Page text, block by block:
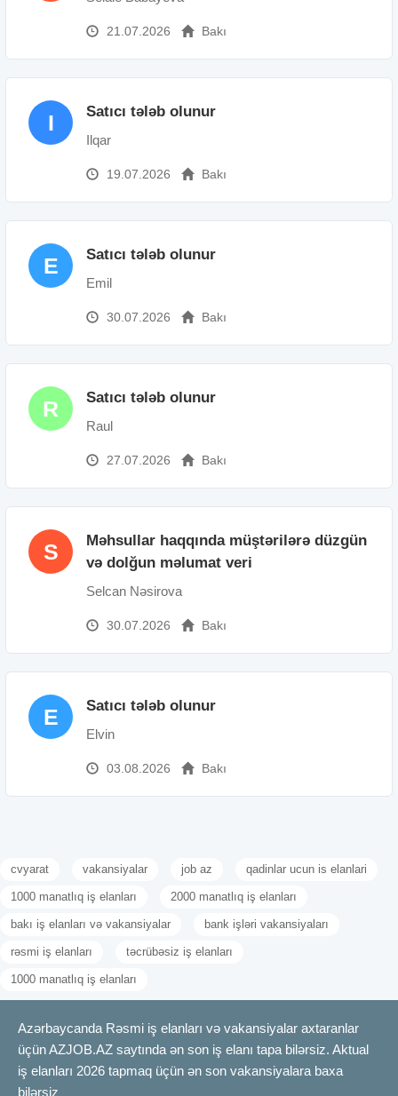
21.07.2026 Bakı
I Satıcı tələb olunur
Ilqar
19.07.2026 Bakı
E Satıcı tələb olunur
Emil
30.07.2026 Bakı
R Satıcı tələb olunur
Raul
27.07.2026 Bakı
S
Məhsullar haqqında müştərilərə düzgün
və dolğun məlumat veri
Selcan Nəsirova
30.07.2026 Bakı
E Satıcı tələb olunur
Elvin
03.08.2026 Bakı
cvyarat vakansiyalar job az qadinlar ucun is elanlari
1000 manatlıq iş elanları 2000 manatlıq iş elanları
bakı iş elanları və vakansiyalar bank işləri vakansiyaları
rəsmi iş elanları təcrübəsiz iş elanları
1000 manatlıq iş elanları
Azərbaycanda Rəsmi iş elanları və vakansiyalar axtaranlar
üçün AZJOB.AZ saytında ən son iş elanı tapa bilərsiz. Aktual
iş elanları 2026 tapmaq üçün ən son vakansiyalara baxa
bilərsiz